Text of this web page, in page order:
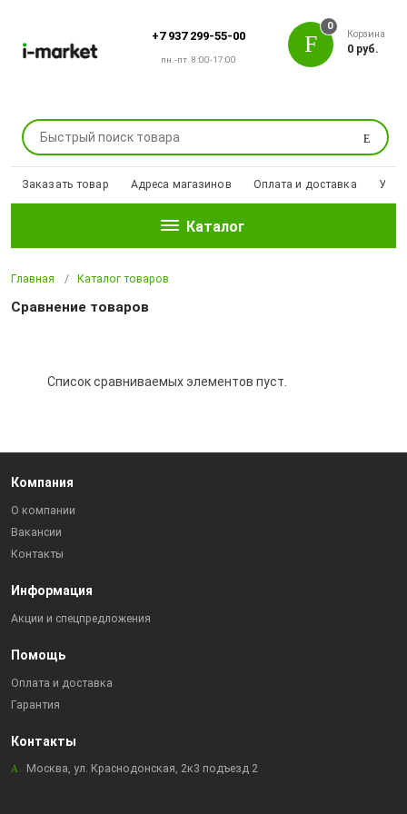
+7 937 299-55-00
пн.-пт. 8:00-17:00
Поиск
0
Корзина
0 руб.
Заказать товар Адреса магазинов Оплата и доставка
Каталог
Главная Каталог товаров
Сравнение товаров
Список сравниваемых элементов пуст.
Компания
О компании
Вакансии
Контакты
Информация
Акции и спецпредложения
Помощь
Оплата и доставка
Гарантия
Контакты
Москва, ул. Краснодонская, 2к3 подъезд 2